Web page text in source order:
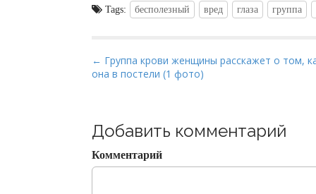
Tags: бесполезный вред глаза группа
P
o
n
a
v
← Группа крови женщины расскажет о том,
она в постели (1 фото)
Добавить комментарий
Комментарий